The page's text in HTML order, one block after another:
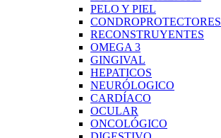
PELO Y PIEL
CONDROPROTECTORES
RECONSTRUYENTES
OMEGA 3
GINGIVAL
HEPATICOS
NEURÓLOGICO
CARDÍACO
OCULAR
ONCOLÓGICO